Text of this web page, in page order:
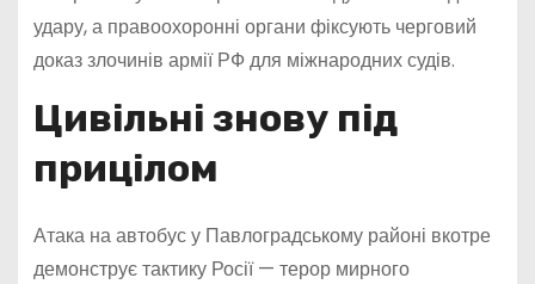
удару, а правоохоронні органи фіксують черговий
доказ злочинів армії РФ для міжнародних судів.
Цивільні знову під
прицілом
Атака на автобус у Павлоградському районі вкотре
демонструє тактику Росії — терор мирного